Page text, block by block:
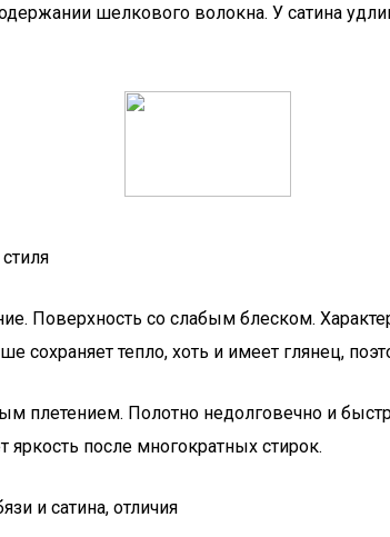
шелкового волокна. У сатина
Поверхность со слабым блеском.
сохраняет тепло, хоть и имеет глянец,
плетением. Полотно недолговечно и
яркость после многократных стирок.